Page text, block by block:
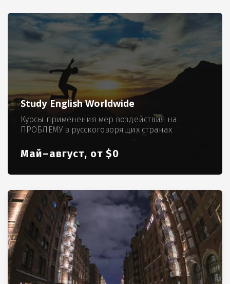
Study English Worldwide
Курсы применения мер воздействия на
ПРОБЛЕМУ в русскоговорящих странах
Май–август, от $0